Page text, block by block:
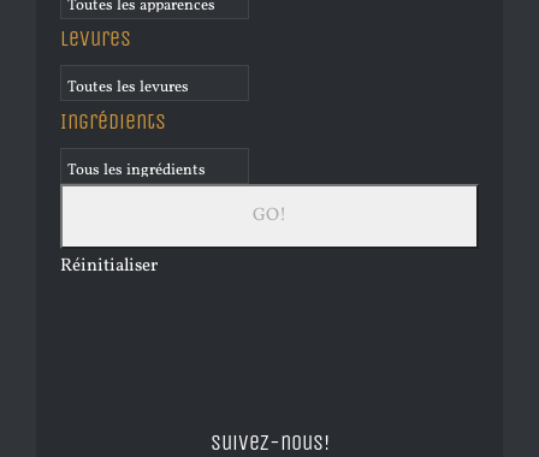
Levures
Ingrédients
Réinitialiser
Suivez-nous!